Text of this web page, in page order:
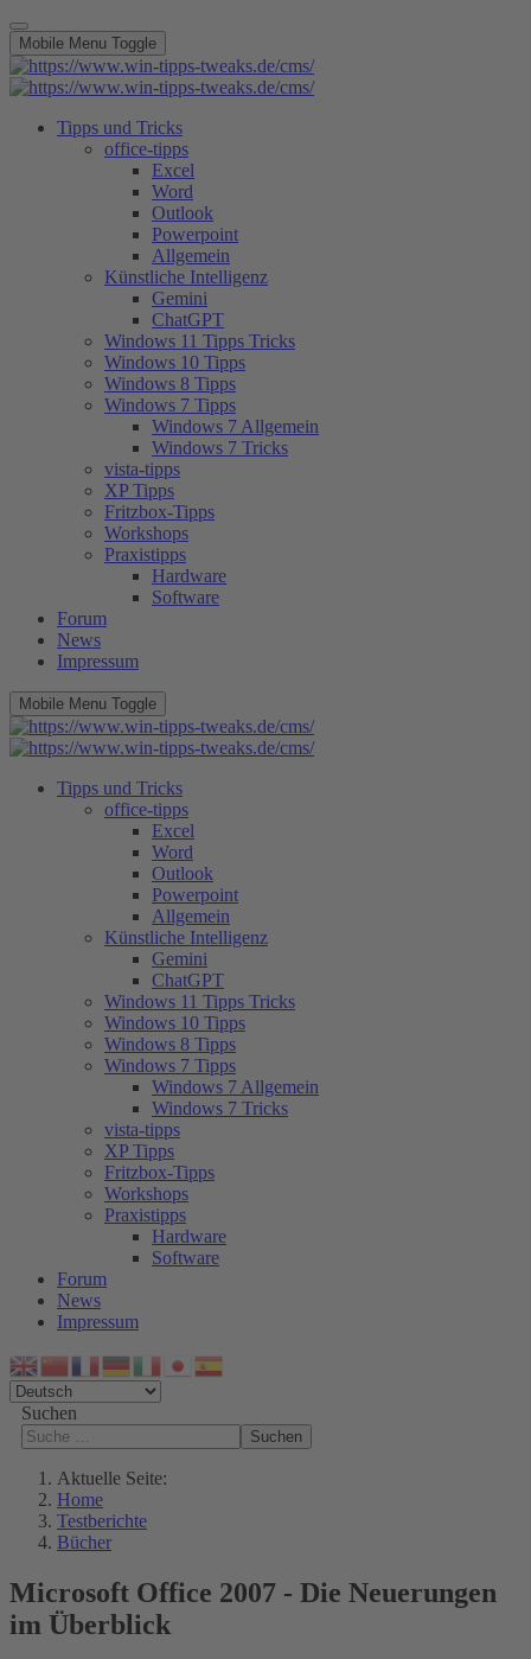
Mobile Menu Toggle
Tipps und Tricks
office-tipps
Excel
Word
Outlook
Powerpoint
Allgemein
Künstliche Intelligenz
Gemini
ChatGPT
Windows 11 Tipps Tricks
Windows 10 Tipps
Windows 8 Tipps
Windows 7 Tipps
Windows 7 Allgemein
Windows 7 Tricks
vista-tipps
XP Tipps
Fritzbox-Tipps
Workshops
Praxistipps
Hardware
Software
Forum
News
Impressum
Mobile Menu Toggle
Tipps und Tricks
office-tipps
Excel
Word
Outlook
Powerpoint
Allgemein
Künstliche Intelligenz
Gemini
ChatGPT
Windows 11 Tipps Tricks
Windows 10 Tipps
Windows 8 Tipps
Windows 7 Tipps
Windows 7 Allgemein
Windows 7 Tricks
vista-tipps
XP Tipps
Fritzbox-Tipps
Workshops
Praxistipps
Hardware
Software
Forum
News
Impressum
Suchen
Suchen
Aktuelle Seite:
Home
Testberichte
Bücher
Microsoft Office 2007 - Die Neuerungen
im Überblick